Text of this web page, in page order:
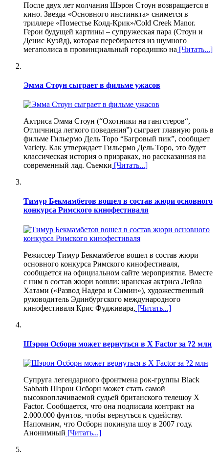
После двух лет молчания Шэрон Стоун возвращается в
кино. Звезда «Основного инстинкта» снимется в
триллере «Поместье Колд-Крик»/Cold Creek Manor.
Герои будущей картины – супружеская пара (Стоун и
Денис Куэйд), которая перебирается из шумного
мегаполиса в провинциальный городишко на [Читать...]
Эмма Стоун сыграет в фильме ужасов
Актриса Эмма Стоун (“Охотники на гангстеров“,
Отличница легкого поведения”) сыграет главную роль в
фильме Гильермо Дель Торо “Багровый пик”, сообщает
Variety. Как утверждает Гильермо Дель Торо, это будет
классическая история о призраках, но рассказанная на
современный лад. Съемки [Читать...]
Тимур Бекмамбетов вошел в состав жюри основного
конкурса Римского кинофестиваля
Режиссер Тимур Бекмамбетов вошел в состав жюри
основного конкурса Римского кинофестиваля,
сообщается на официальном сайте мероприятия. Вместе
с ним в состав жюри вошли: иранская актриса Лейла
Хатами («Развод Надера и Симин»), художественный
руководитель Эдинбургского международного
кинофестиваля Крис Фудживара, [Читать...]
Шэрон Осборн может вернуться в X Factor за ?2 млн
Супруга легендарного фронтмена рок-группы Black
Sabbath Шэрон Осборн может стать самой
высокооплачиваемой судьей британского телешоу X
Factor. Сообщается, что она подписала контракт на
2.000.000 фунтов, чтобы вернуться к судейству.
Напомним, что Осборн покинула шоу в 2007 году.
Анонимный [Читать...]